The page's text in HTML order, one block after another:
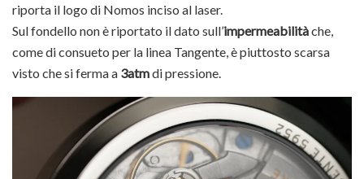
riporta il logo di Nomos inciso al laser.
Sul fondello non è riportato il dato sull’impermeabilitàche,
come di consueto per la linea Tangente, è piuttosto scarsa
visto che si ferma a 3atmdi pressione.